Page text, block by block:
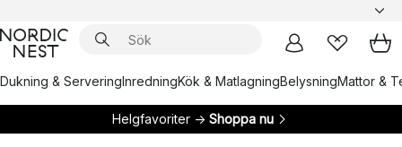
Dukning & ServeringInredningKök & MatlagningBelysningMattor &
Helgfavoriter → Shoppa nu